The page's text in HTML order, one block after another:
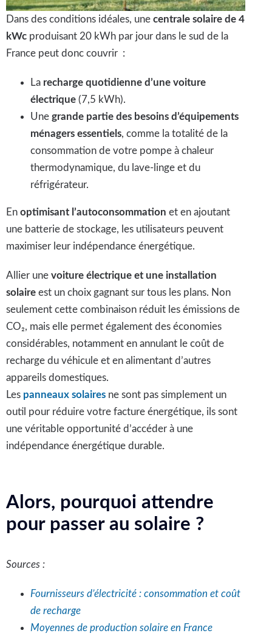
Dans des conditions idéales, une centrale solaire de 4
kWcproduisant 20 kWh par jour dans le sud de la
France peut donc couvrir :
La recharge quotidienne d’une voiture
électrique(7,5 kWh).
Une grande partie des besoins d’équipements
ménagers essentiels, comme la totalité de la
consommation de votre pompe à chaleur
thermodynamique, du lave-linge et du
réfrigérateur.
En optimisant l’autoconsommation et en ajoutant
une batterie de stockage, les utilisateurs peuvent
maximiser leur indépendance énergétique.
Allier une voiture électrique et une installation
solaireest un choix gagnant sur tous les plans. Non
seulement cette combinaison réduit les émissions de
CO₂, mais elle permet également des économies
considérables, notamment en annulant le coût de
recharge du véhicule et en alimentant d’autres
appareils domestiques.
Les panneaux solairesne sont pas simplement un
outil pour réduire votre facture énergétique, ils sont
une véritable opportunité d’accéder à une
indépendance énergétique durable.
Alors, pourquoi attendre
pour passer au solaire ?
Sources :
Fournisseurs d’électricité : consommation et coût
de recharge
Moyennes de production solaire en France